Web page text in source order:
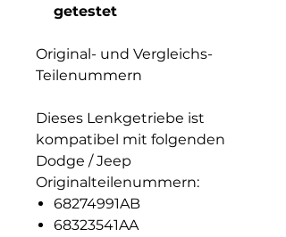
getestet
Original- und Vergleichs-
Teilenummern
Dieses Lenkgetriebe ist
kompatibel mit folgenden
Dodge / Jeep
Originalteilenummern:
68274991AB
68323541AA